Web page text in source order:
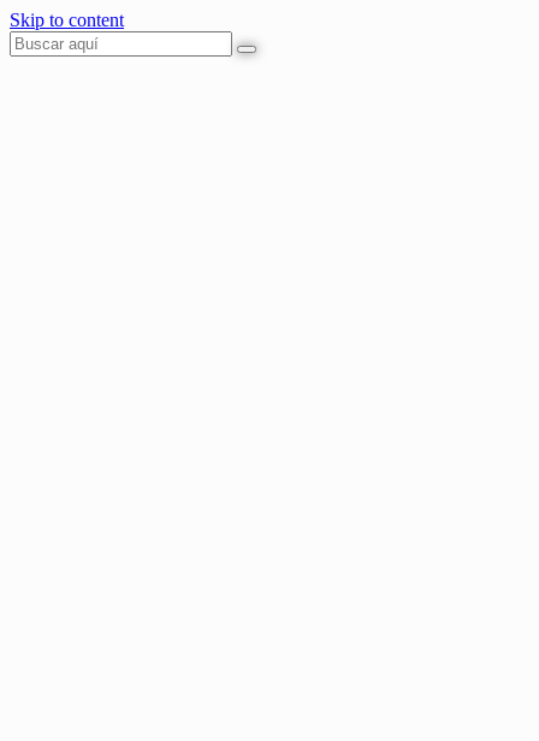
Skip to content